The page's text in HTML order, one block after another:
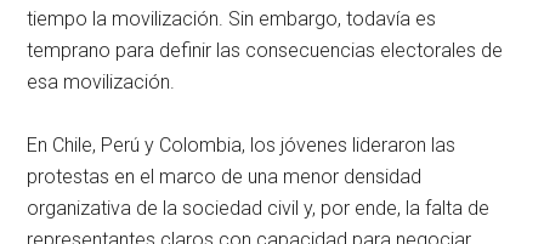
tiempo la movilización. Sin embargo, todavía es
temprano para definir las consecuencias electorales de
esa movilización.
En Chile, Perú y Colombia, los jóvenes lideraron las
protestas en el marco de una menor densidad
organizativa de la sociedad civil y, por ende, la falta de